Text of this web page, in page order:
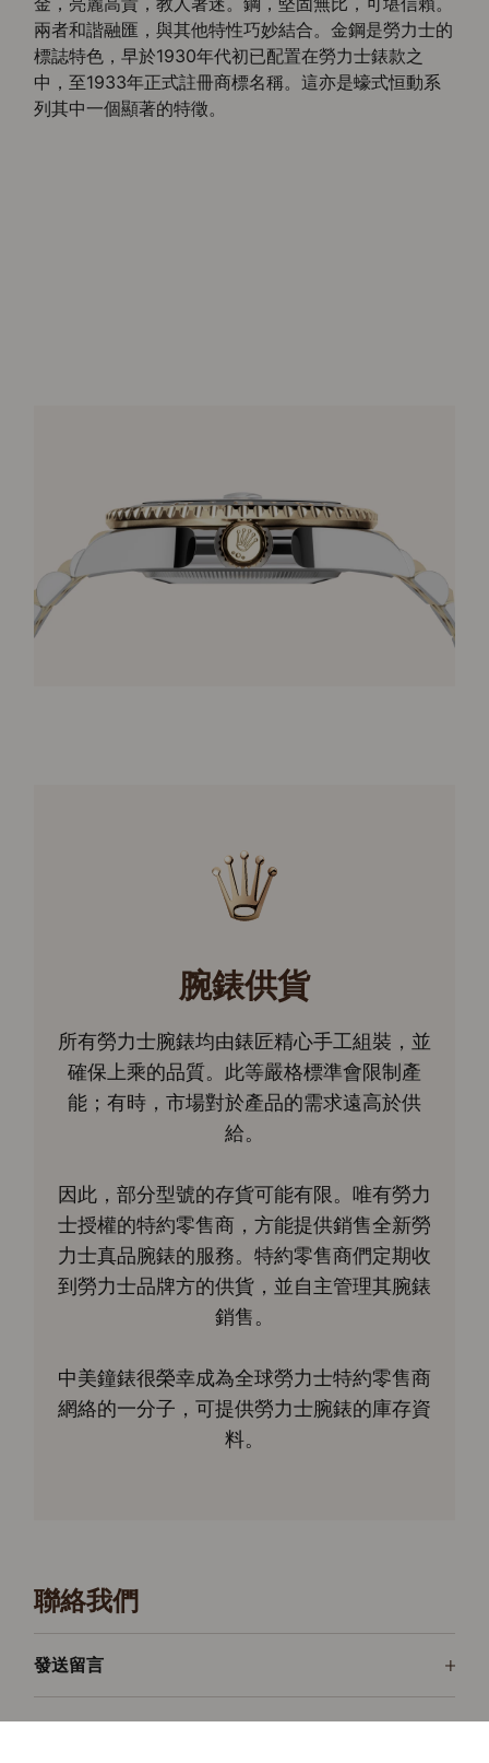
兩者和諧融匯，與其他特性巧妙結合。金鋼是勞力士的
標誌特色，早於1930年代初已配置在勞力士錶款之
中，至1933年正式註冊商標名稱。這亦是蠔式恒動系
列其中一個顯著的特徵。
腕錶供貨
所有勞力士腕錶均由錶匠精心手工組裝，並
確保上乘的品質。此等嚴格標準會限制產
能；有時，市場對於產品的需求遠高於供
給。
因此，部分型號的存貨可能有限。唯有勞力
士授權的特約零售商，方能提供銷售全新勞
力士真品腕錶的服務。特約零售商們定期收
到勞力士品牌方的供貨，並自主管理其腕錶
銷售。
中美鐘錶很榮幸成為全球勞力士特約零售商
網絡的一分子，可提供勞力士腕錶的庫存資
料。
聯絡我們
發送留言